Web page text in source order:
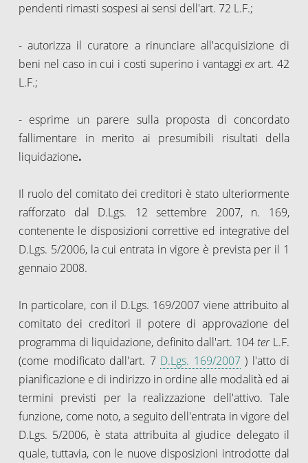
pendenti rimasti sospesi ai sensi dell'art. 72 L.F.;
- autorizza il curatore a rinunciare all'acquisizione di
beni nel caso in cui i costi superino i vantaggiexart. 42
L.F.;
- esprime un parere sulla proposta di concordato
fallimentare in merito ai presumibili risultati della
liquidazione.
Il ruolo del comitato dei creditori è stato ulteriormente
rafforzato dal D.Lgs. 12 settembre 2007, n. 169,
contenente le disposizioni correttive ed integrative del
D.Lgs. 5/2006, la cui entrata in vigore è prevista per il 1
gennaio 2008.
In particolare, con il D.Lgs. 169/2007 viene attribuito al
comitato dei creditori il potere di approvazione del
programma di liquidazione, definito dall'art. 104 terL.F.
(come modificato dall'art. 7 D.Lgs. 169/2007) l'atto di
pianificazione e di indirizzo in ordine alle modalità ed ai
termini previsti per la realizzazione dell'attivo. Tale
funzione, come noto, a seguito dell'entrata in vigore del
D.Lgs. 5/2006, è stata attribuita al giudice delegato il
quale, tuttavia, con le nuove disposizioni introdotte dal